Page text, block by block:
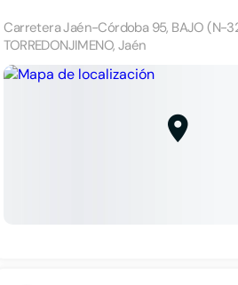
Carretera Jaén-Córdoba 95, BAJO (N-
TORREDONJIMENO, Jaén